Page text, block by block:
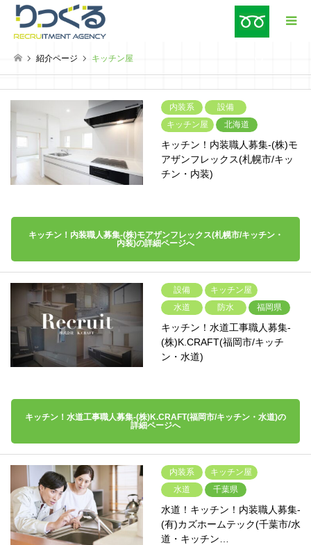
紹介ページ キッチン屋
内装系
設備
キッチン屋
北海道
キッチン！内装職人募集-(株)モ
アザンフレックス(札幌市/キッ
チン・内装)
キッチン！内装職人募集-(株)モアザンフレックス(札幌市/キッチン・
内装)の詳細ページへ
設備
キッチン屋
水道
防水 福岡県
キッチン！水道工事職人募集-
(株)K.CRAFT(福岡市/キッチ
ン・水道)
キッチン！水道工事職人募集-(株)K.CRAFT(福岡市/キッチン・水道)の
詳細ページへ
内装系
キッチン屋
水道
千葉県
水道！キッチン！内装職人募集-
(有)カズホームテック(千葉市/水
道・キッチン…